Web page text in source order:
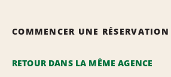
COMMENCER UNE RÉSERVATION
RETOUR DANS LA MÊME AGENCE